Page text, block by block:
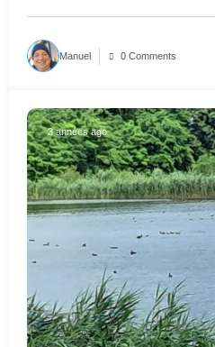
Manuel 0 Comments
3 années ago